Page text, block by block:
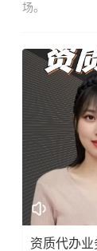
场。
资质代办